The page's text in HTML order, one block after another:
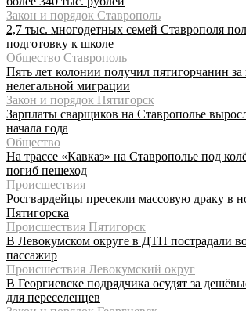
Закон и порядок Ставрополь
2,7 тыс. многодетных семей Ставрополя
подготовку к школе
Общество Ставрополь
Пять лет колонии получил пятигорчанин
нелегальной миграции
Закон и порядок Пятигорск
Зарплаты сварщиков на Ставрополье
начала года
Общество
На трассе «Кавказ» на Ставрополье под
погиб пешеход
Происшествия
Росгвардейцы пресекли массовую драку в
Пятигорска
Происшествия Пятигорск
В Левокумском округе в ДТП пострадали
пассажир
Происшествия Левокумский округ
В Георгиевске подрядчика осудят за
для переселенцев